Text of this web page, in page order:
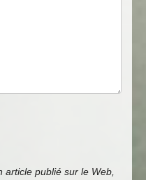
article publié sur le Web,